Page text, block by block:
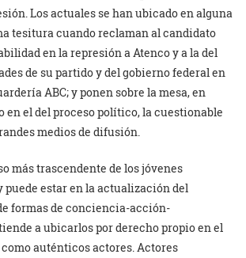
Los actuales se han ubicado en alguna
tesitura cuando reclaman al candidato
en la represión a Atenco y a la del
de su partido y del gobierno federal en
ABC; y ponen sobre la mesa, en
en el del proceso político, la cuestionable
medios de difusión.
más trascendente de los jóvenes
puede estar en la actualización del
formas de conciencia-acción-
a ubicarlos por derecho propio en el
auténticos actores. Actores